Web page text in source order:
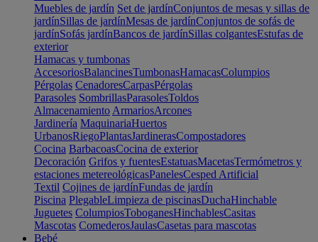
Muebles de jardín Set de jardínConjuntos de mesas y sillas de
jardínSillas de jardínMesas de jardínConjuntos de sofás de
jardínSofás jardínBancos de jardínSillas colgantesEstufas de
exterior
Hamacas y tumbonas
AccesoriosBalancinesTumbonasHamacasColumpios
Pérgolas CenadoresCarpasPérgolas
Parasoles SombrillasParasolesToldos
Almacenamiento ArmariosArcones
Jardinería MaquinariaHuertos
UrbanosRiegoPlantasJardinerasCompostadores
Cocina BarbacoasCocina de exterior
Decoración Grifos y fuentesEstatuasMacetasTermómetros y
estaciones metereológicasPanelesCesped Artificial
Textil Cojines de jardínFundas de jardín
Piscina PlegableLimpieza de piscinasDuchaHinchable
Juguetes ColumpiosToboganesHinchablesCasitas
Mascotas ComederosJaulasCasetas para mascotas
Bebé